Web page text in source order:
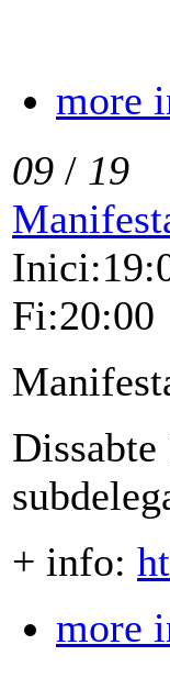
more
09 / 19
Fi:20:00
Dissabte
+ info:
more